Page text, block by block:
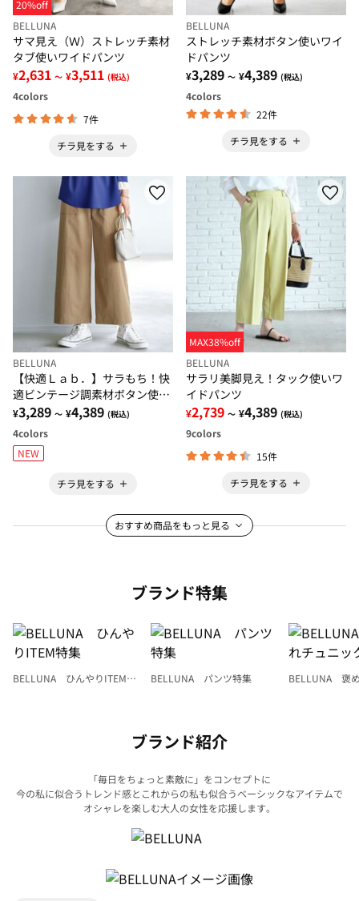
20%off
BELLUNA
サマ見え（Ｗ）ストレッチ素材
タブ使いワイドパンツ
¥2,631 ～ ¥3,511 (税込)
4colors
7件
チラ見をする
BELLUNA
ストレッチ素材ボタン使いワイ
ドパンツ
¥3,289 ～ ¥4,389 (税込)
4colors
22件
チラ見をする
BELLUNA
【快適Ｌａｂ．】サラもち！快
適ビンテージ調素材ボタン使い
ワイドパンツ
¥3,289 ～ ¥4,389 (税込)
4colors
NEW
チラ見をする
MAX38%off
BELLUNA
サラリ美脚見え！タック使いワ
イドパンツ
¥2,739 ～ ¥4,389 (税込)
9colors
15件
チラ見をする
おすすめ商品をもっと見る
ブランド特集
BELLUNA ひんやりITEM特
BELLUNA パンツ特集
BELLUNA 褒
ブランド紹介
「毎日をちょっと素敵に」をコンセプトに
今の私に似合うトレンド感とこれからの私も似合うベーシックなアイテムで
オシャレを楽しむ大人の女性を応援します。